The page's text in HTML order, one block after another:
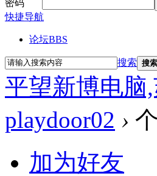
密码
快捷导航
论坛BBS
搜索 搜索
平望新博电脑
playdoor02 ›
加为好友